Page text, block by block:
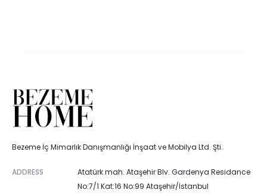
Bezeme İç Mimarlık Danışmanlığı İnşaat ve Mobilya Ltd. Şti.
ADDRESS
Atatürk mah. Ataşehir Blv. Gardenya Residance
No:7/1 Kat:16 No:99 Ataşehir/İstanbul